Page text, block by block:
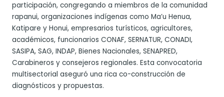
participación, congregando a miembros de la comunidad
rapanui, organizaciones indígenas como Ma’u Henua,
Katipare y Honui, empresarios turísticos, agricultores,
académicos, funcionarios CONAF, SERNATUR, CONADI,
SASIPA, SAG, INDAP, Bienes Nacionales, SENAPRED,
Carabineros y consejeros regionales. Esta convocatoria
multisectorial aseguró una rica co-construcción de
diagnósticos y propuestas.